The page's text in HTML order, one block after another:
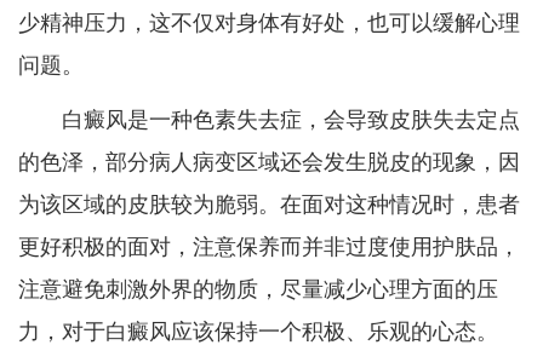
少精神压力，这不仅对身体有好处，也可以缓解心理
问题。
白癜风是一种色素失去症，会导致皮肤失去定点
的色泽，部分病人病变区域还会发生脱皮的现象，因
为该区域的皮肤较为脆弱。在面对这种情况时，患者
更好积极的面对，注意保养而并非过度使用护肤品，
注意避免刺激外界的物质，尽量减少心理方面的压
力，对于白癜风应该保持一个积极、乐观的心态。